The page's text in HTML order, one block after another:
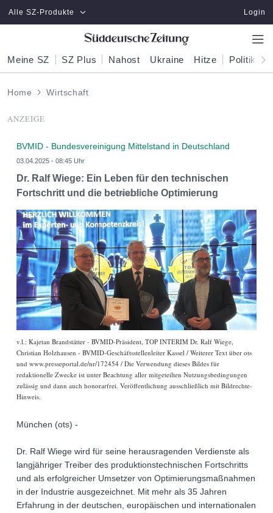
Zum Hauptinhalt springen
Alle SZ-Produkte Login
Meine SZ SZ Plus Nahost Ukraine Hitze Politik
Home Wirtschaft
ANZEIGE
BVMID - Bundesvereinigung Mittelstand in Deutschland
03.04.2025 - 08:45 Uhr
Dr. Ralf Wiege: Ein Leben für den technischen
Fortschritt und die betriebliche Optimierung
v.l.: Kajetan Brandstätter - BVMID-Präsident, TOP INTERIM Dr. Ralf Wiege,
Christian Holzhausen - BVMID-Geschäftsstellenleiter Kassel / Weiterer Text über ots
und www.presseportal.de/nr/172454 / Die Verwendung dieses Bildes für
redaktionelle Zwecke ist unter Beachtung aller mitgeteilten Nutzungsbedingungen
zulässig und dann auch honorarfrei. Veröffentlichung ausschließlich mit Bildrechte-
Hinweis.
München (ots) -
Dr. Ralf Wiege wird für seine herausragenden Verdienste als
langjähriger Treiber des produktionstechnischen Fortschritts
und als erfolgreicher Umsetzer von Optimierungsmaßnahmen
in der Industrie ausgezeichnet. Mit mehr als 35 Jahren
Erfahrung in der deutschen, europäischen und internationalen